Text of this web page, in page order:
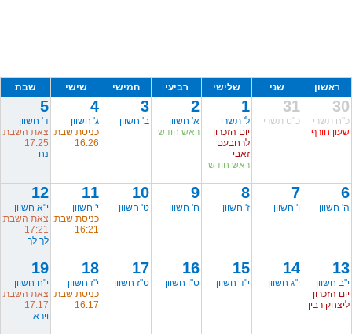
ראשון שני שלישי רביעי חמישי שישי שבת
30
כ"ח תשרי
שעון חורף
31
כ"ט תשרי
1
ל' תשרי
יום הזכרון
לרחבעם
זאבי
ראש חודש
2
א' חשוון
ראש חודש
3
ב' חשוון
4
ג' חשוון
כניסת שבת:
16:26
5
ד' חשוון
צאת השבת:
17:25
נח
6
ה' חשוון
7
ו' חשוון
8
ז' חשוון
9
ח' חשוון
10
ט' חשוון
11
י' חשוון
כניסת שבת:
16:21
12
י"א חשוון
צאת השבת:
17:21
לך לך
13
י"ב חשוון
יום הזכרון
ליצחק רבין
14
י"ג חשוון
15
י"ד חשוון
16
ט"ו חשוון
17
ט"ז חשוון
18
י"ז חשוון
כניסת שבת:
16:17
19
י"ח חשוון
צאת השבת:
17:17
וירא